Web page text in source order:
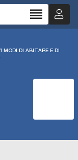
reorder
DI ABITARE E DI